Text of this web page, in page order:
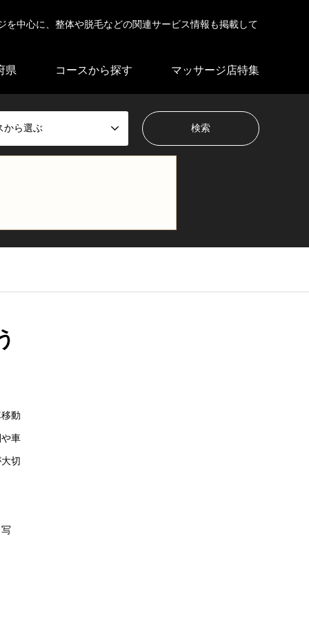
中心に、整体や脱毛などの関連サービス情報も掲載して
県 コースから探す マッサージ店特集
から選ぶ
動
車
切